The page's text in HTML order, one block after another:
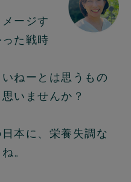
ージす
た戦時
ねーとは思うもの
いませんか？
本に、栄養失調な
。